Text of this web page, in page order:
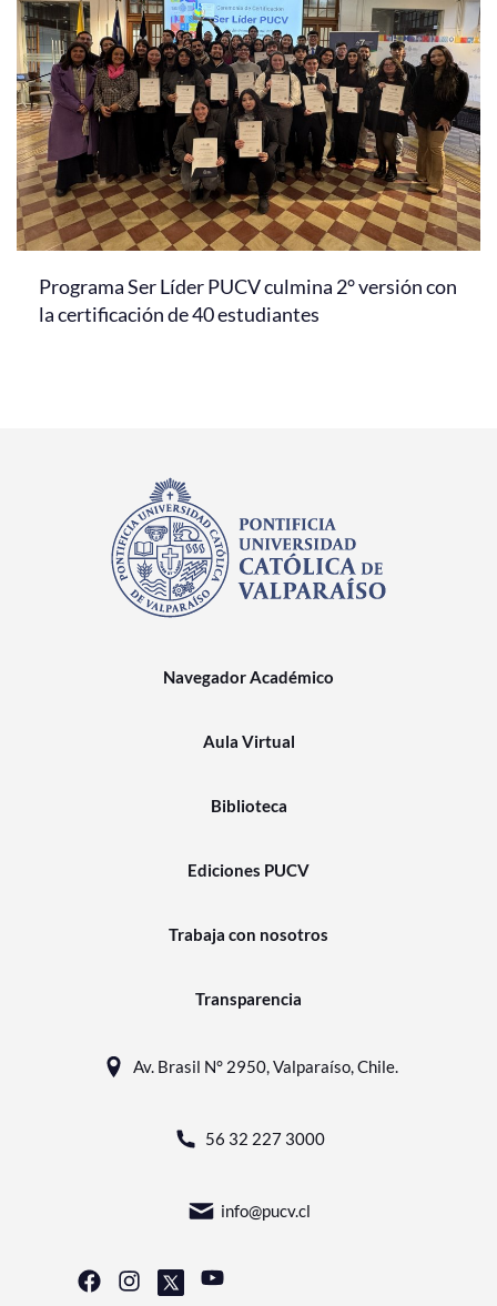
Programa Ser Líder PUCV culmina 2° versión con
la certificación de 40 estudiantes
Navegador Académico
Aula Virtual
Biblioteca
Ediciones PUCV
Trabaja con nosotros
Transparencia
Av. Brasil N° 2950, Valparaíso, Chile.
56 32 227 3000
info@pucv.cl